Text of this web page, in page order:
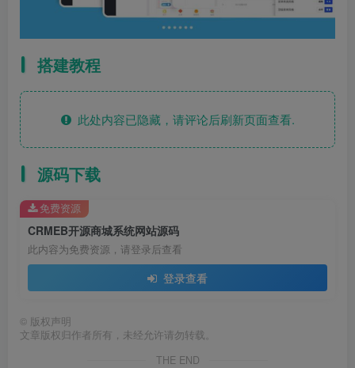
搭建教程
此处内容已隐藏，请评论后刷新页面查看.
源码下载
CRMEB开源商城系统网站源码
此内容为免费资源，请登录后查看
登录查看
免费资源
© 版权声明
文章版权归作者所有，未经允许请勿转载。
THE END